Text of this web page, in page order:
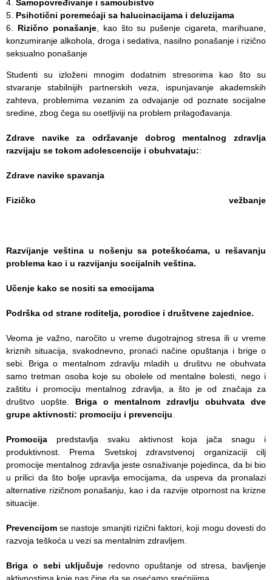
Samopovređivanje i samoubistvo
Psihotični poremećaji sa halucinacijama i deluzijama
Rizično ponašanje, kao što su pušenje cigareta, marihuane,
konzumiranje alkohola, droga i sedativa, nasilno ponašanje i rizično
seksualno ponašanje
Studenti su izloženi mnogim dodatnim stresorima kao što su
stvaranje stabilnijih partnerskih veza, ispunjavanje akademskih
zahteva, problemima vezanim za odvajanje od poznate socijalne
sredine, zbog čega su osetljiviji na problem prilagođavanja.
Zdrave navike za održavanje dobrog mentalnog zdravlja
razvijaju se tokom adolescencije i obuhvataju::
Zdrave navike spavanja
Fizičko vežbanje
Razvijanje veština u nošenju sa poteškoćama, u rešavanju
problema kao i u razvijanju socijalnih veština.
Učenje kako se nositi sa emocijama
Podrška od strane roditelja, porodice i društvene zajednice.
Veoma je važno, naročito u vreme dugotrajnog stresa ili u vreme
kriznih situacija, svakodnevno, pronaći načine opuštanja i brige o
sebi. Briga o mentalnom zdravlju mladih u društvu ne obuhvata
samo tretman osoba koje su obolele od mentalne bolesti, nego i
zaštitu i promociju mentalnog zdravlja, a što je od značaja za
društvo uopšte. Briga o mentalnom zdravlju obuhvata dve
grupe aktivnosti: promociju i prevenciju
Promocija predstavlja svaku aktivnost koja jača snagu i
produktivnost. Prema Svetskoj zdravstvenoj organizaciji cilj
promocije mentalnog zdravlja jeste osnaživanje pojedinca, da bi bio
u prilici da što bolje upravlja emocijama, da uspeva da pronalazi
alternative rizičnom ponašanju, kao i da razvije otpornost na krizne
situacije.
Prevencijomse nastoje smanjiti rizični faktori, koji mogu dovesti do
razvoja teškoća u vezi sa mentalnim zdravljem.
Briga o sebi uključuje redovno opuštanje od stresa, bavljenje
Pregledi
za dom
Sistematski
pregledi
uverenja
KALENDAR
EDUKATIVNI
MATERIJAL
BLOG